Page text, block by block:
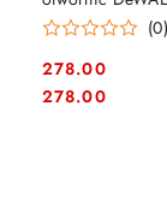
(0)
Cena:
278.00
Cena:
278.00